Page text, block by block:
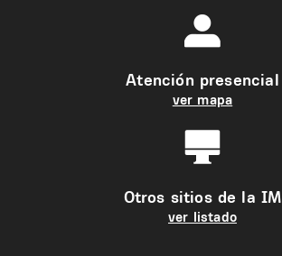
Atención presencial
ver mapa
Otros sitios de la IM
ver listado